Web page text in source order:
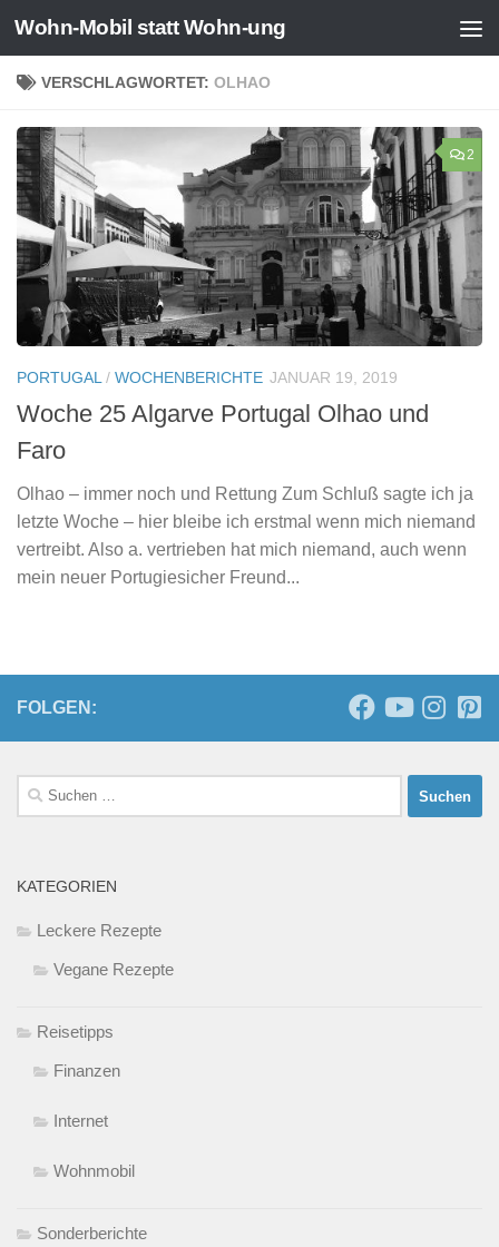
Zum Inhalt springen
Wohn-Mobil statt Wohn-ung
VERSCHLAGWORTET: OLHAO
2
PORTUGAL / WOCHENBERICHTE JANUAR 19, 2019
Woche 25 Algarve Portugal Olhao und
Faro
Olhao – immer noch und Rettung Zum Schluß sagte ich ja
letzte Woche – hier bleibe ich erstmal wenn mich niemand
vertreibt. Also a. vertrieben hat mich niemand, auch wenn
mein neuer Portugiesicher Freund...
FOLGEN:
Suchen
nach:
KATEGORIEN
Leckere Rezepte
Vegane Rezepte
Reisetipps
Finanzen
Internet
Wohnmobil
Sonderberichte